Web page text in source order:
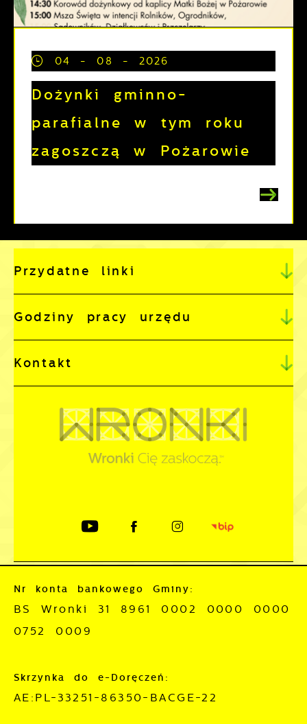
04 - 08 - 2026
Dożynki gminno-
parafialne w tym roku
zagoszczą w Pożarowie
Przydatne linki
Godziny pracy urzędu
Kontakt
Nr konta bankowego Gminy:
BS Wronki 31 8961 0002 0000 0000
0752 0009
Skrzynka do e-Doręczeń:
AE:PL-33251-86350-BACGE-22